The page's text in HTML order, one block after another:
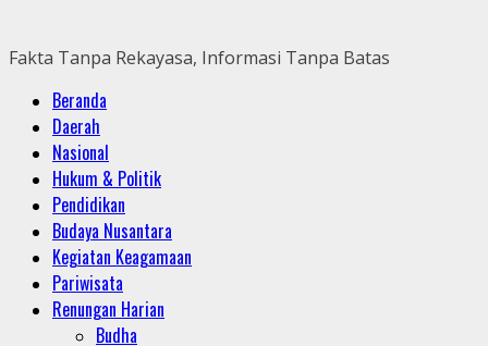
Fakta Tanpa Rekayasa, Informasi Tanpa Batas
Primary
Menu
Beranda
Daerah
Nasional
Hukum & Politik
Pendidikan
Budaya Nusantara
Kegiatan Keagamaan
Pariwisata
Renungan Harian
Budha